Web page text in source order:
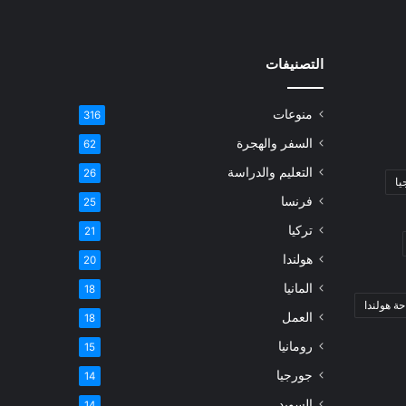
هولندا
التصنيفات
منوعات 316
السفر والهجرة 62
التعليم والدراسة 26
فرنسا 25
تركيا 21
هولندا 20
المانيا 18
العمل 18
رومانيا 15
جورجيا 14